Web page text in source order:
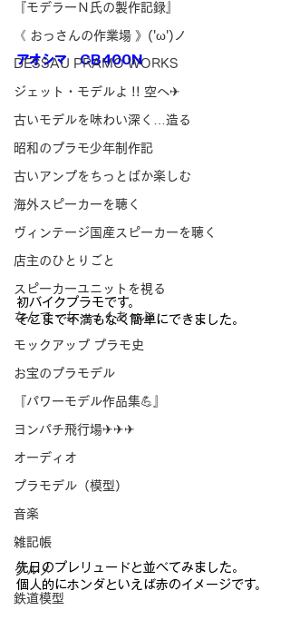
『モデラーＮ氏の製作記録』
《 おっさんの作業場 》('ω')ノ
DESSAU PRAMO WORKS
ジェット・モデルよ !! 空へ✈
古いモデルを味わい深く…造る
昭和のプラモ少年制作記
古いアンプをちっとばか楽しむ
海外スピーカーを聴く
ヴィンテージ国産スピーカーを聴く
店主のひとりごと
スピーカーユニットを視る
なんで・も・っくあっぷ
モックアップ プラモ史
お宝のプラモデル
『パワーモデル作品集💪』
ヨンパチ飛行場✈✈✈
オーディオ
プラモデル（模型）
音楽
雑記帳
グルメ
鉄道模型
アオシマ CB400N
初バイクプラモです。
そこまで不満もなく簡単にできました。
先日のプレリュードと並べてみました。
個人的にホンダといえば赤のイメージです。